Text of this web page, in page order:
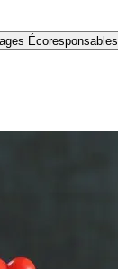
Écoresponsables